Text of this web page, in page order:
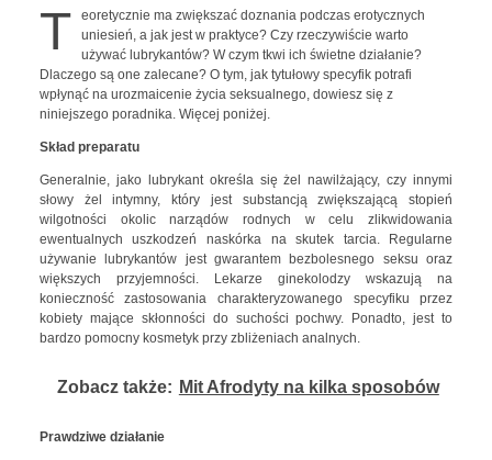
T
eoretycznie ma zwiększać doznania podczas erotycznych
uniesień, a jak jest w praktyce? Czy rzeczywiście warto
używać lubrykantów? W czym tkwi ich świetne działanie?
Dlaczego są one zalecane? O tym, jak tytułowy specyfik potrafi
wpłynąć na urozmaicenie życia seksualnego, dowiesz się z
niniejszego poradnika. Więcej poniżej.
Skład preparatu
Generalnie, jako lubrykant określa się żel nawilżający, czy innymi
słowy żel intymny, który jest substancją zwiększającą stopień
wilgotności okolic narządów rodnych w celu zlikwidowania
ewentualnych uszkodzeń naskórka na skutek tarcia. Regularne
używanie lubrykantów jest gwarantem bezbolesnego seksu oraz
większych przyjemności. Lekarze ginekolodzy wskazują na
konieczność zastosowania charakteryzowanego specyfiku przez
kobiety mające skłonności do suchości pochwy. Ponadto, jest to
bardzo pomocny kosmetyk przy zbliżeniach analnych.
Zobacz także: Mit Afrodyty na kilka sposobów
Prawdziwe działanie